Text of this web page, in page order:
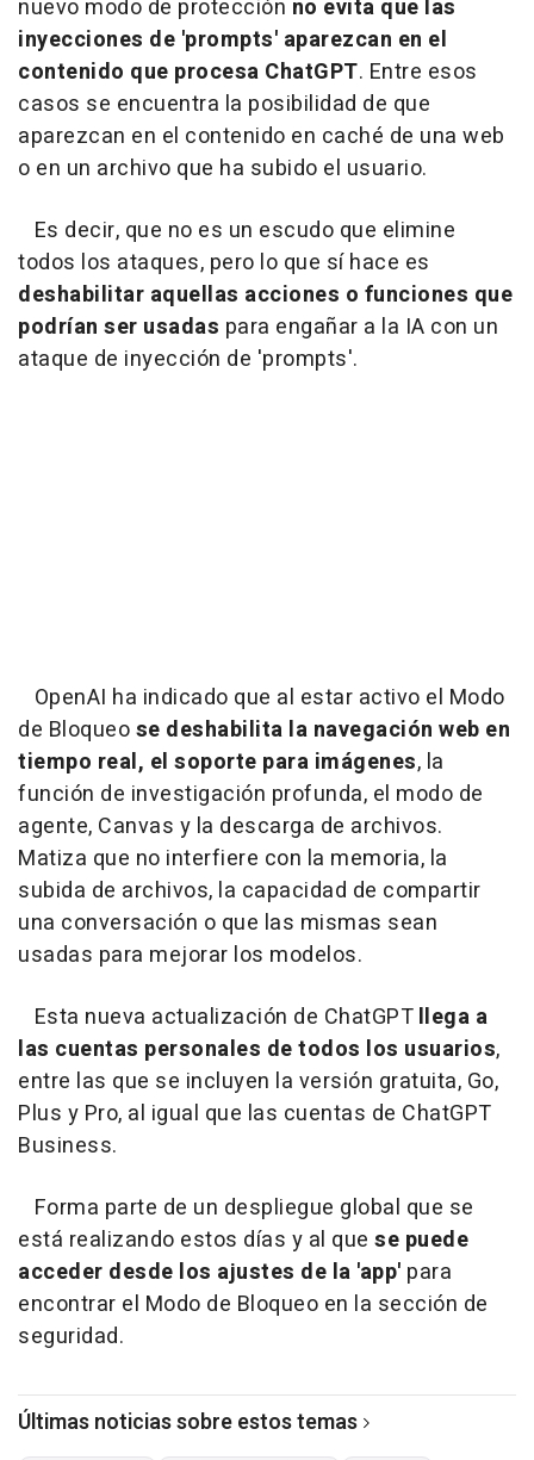
nuevo modo de protección no evita que las
inyecciones de 'prompts' aparezcan en el
contenido que procesa ChatGPT. Entre esos
casos se encuentra la posibilidad de que
aparezcan en el contenido en caché de una web
o en un archivo que ha subido el usuario.
Es decir, que no es un escudo que elimine
todos los ataques, pero lo que sí hace es
deshabilitar aquellas acciones o funciones que
podrían ser usadas para engañar a la IA con un
ataque de inyección de 'prompts'.
OpenAI ha indicado que al estar activo el Modo
de Bloqueose deshabilita la navegación web en
tiempo real, el soporte para imágenes, la
función de investigación profunda, el modo de
agente, Canvas y la descarga de archivos.
Matiza que no interfiere con la memoria, la
subida de archivos, la capacidad de compartir
una conversación o que las mismas sean
usadas para mejorar los modelos.
Esta nueva actualización de ChatGPTllega a
las cuentas personales de todos los usuarios,
entre las que se incluyen la versión gratuita, Go,
Plus y Pro, al igual que las cuentas de ChatGPT
Business.
Forma parte de un despliegue global que se
está realizando estos días y al que se puede
acceder desde los ajustes de la 'app' para
encontrar el Modo de Bloqueo en la sección de
seguridad.
Últimas noticias sobre estos temas